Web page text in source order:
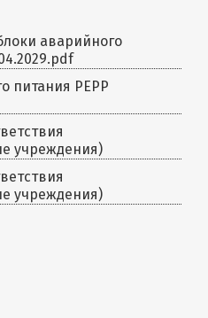
аварийного
питания PEPP
учреждения)
учреждения)